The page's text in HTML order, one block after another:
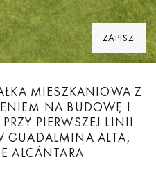
ZAPISZ
MIESZKANIOWA Z
NA BUDOWĘ I
PIERWSZEJ LINII
GUADALMINA ALTA,
ALCÁNTARA